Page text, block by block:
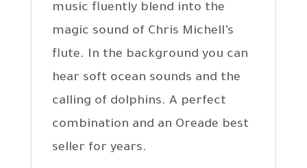
music fluently blend into the
magic sound of Chris Michell’s
flute. In the background you can
hear soft ocean sounds and the
calling of dolphins. A perfect
combination and an Oreade best
seller for years.